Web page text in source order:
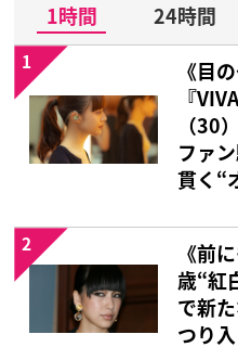
1時間 24時間
《目
『
（30
ファ
貫く“
1
《前
歳“紅
で新
つり
2